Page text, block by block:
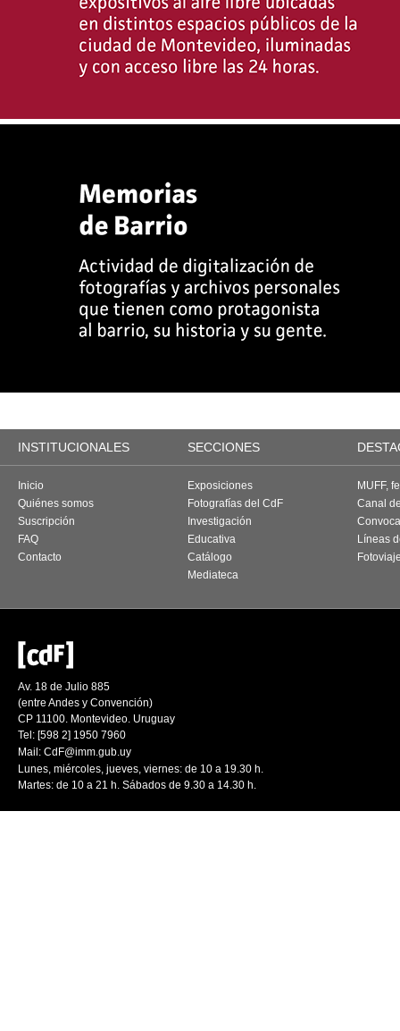
INSTITUCIONALES SECCIONES
Inicio
Quiénes somos
Suscripción
FAQ
Contacto
Exposiciones
Fotografías del CdF
Investigación
Educativa
Catálogo
Mediateca
MUFF,
Canal
Líneas
Av. 18 de Julio 885
(entre Andes y Convención)
CP 11100. Montevideo. Uruguay
Tel: [598 2] 1950 7960
Mail: CdF@imm.gub.uy
Lunes, miércoles, jueves, viernes: de 10 a 19.30 h.
Martes: de 10 a 21 h. Sábados de 9.30 a 14.30 h.